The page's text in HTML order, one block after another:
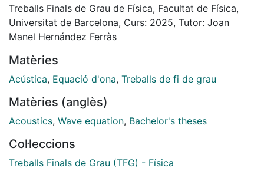
sensors is recorded as the membrane is forced to
vibrate over a range of frequencies, answering
noticeably when mode’s harmonics are reached. The
are accessible, to the measure of frequency splitting
when the drum’s lugs are symmetrically tightened
behavior of non-uniform tension for a vibrating
membrane.
Treballs Finals de Grau de Física, Facultat de Física,
Universitat de Barcelona, Curs: 2025, Tutor: Joan
Manel Hernández Ferràs
Matèries
Acústica, Equació d'ona, Treballs de fi de grau
Matèries (anglès)
Acoustics, Wave equation, Bachelor's theses
Col·leccions
Treballs Finals de Grau (TFG) - Física